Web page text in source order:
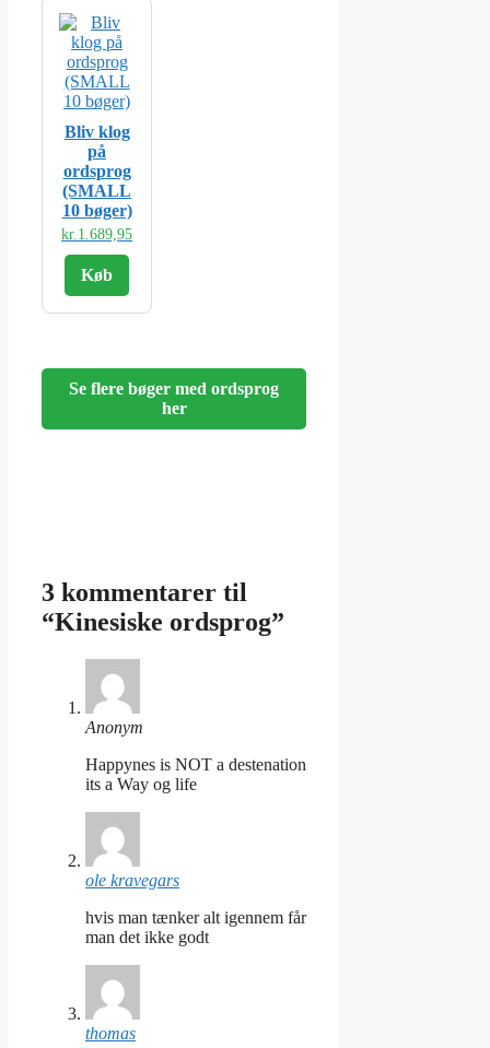
Bliv klog
på
ordsprog
(SMALL
10 bøger)
kr. 1.689,95
Køb
Se flere bøger med ordsprog
her
3 kommentarer til
“Kinesiske ordsprog”
Anonym
Happynes is NOT a destenation
its a Way og life
ole kravegars
hvis man tænker alt igennem får
man det ikke godt
thomas